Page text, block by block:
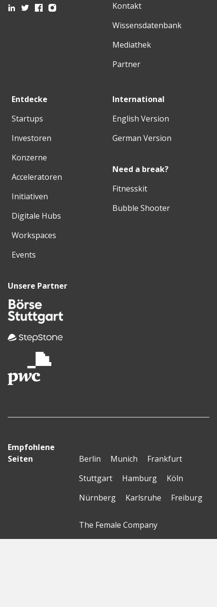
Kontakt
Wissensdatenbank
Mediathek
Partner
Entdecke
Startups
Investoren
Konzerne
Acceleratoren
Initiativen
Digitale Hubs
Workspaces
Events
International
English Version
German Version
Need a break?
Fitnesskit
Bubble Shooter
Unsere Partner
Empfohlene
Seiten
Berlin Munich
Frankfurt
Stuttgart
Hamburg
Köln
Nürnberg
Karlsruhe Freiburg
The Female Company